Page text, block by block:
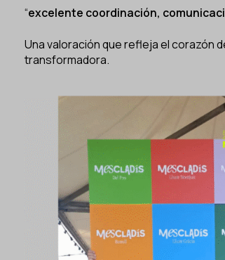
“excelente coordinación,
Una valoración que refleja el corazón
transformadora.